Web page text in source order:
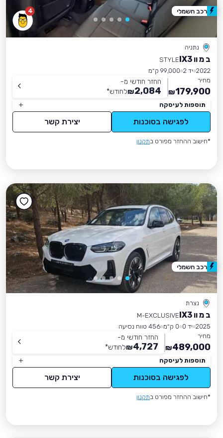
4
נתניה
ב מ וו IX3
STYLE
2022 יד 2
99,000 ק״מ
מחיר
179,900
₪
החזר חודשי מ-
2,084
₪לחודש*
תוספות לעיסקה
לפגישה בסוכנות יצירת קשר
*חישוב ההחזר מפורט בתקנון
רכב חשמלי
נצרת
ב מ וו IX3
M-EXCLUSIVE
2025 יד 0 0 ק״מ
456 טווח נסיעה
מחיר
489,000
₪
החזר חודשי מ-
4,727
₪לחודש*
תוספות לעיסקה
לפגישה בסוכנות יצירת קשר
*חישוב ההחזר מפורט בתקנון
רכב חשמלי